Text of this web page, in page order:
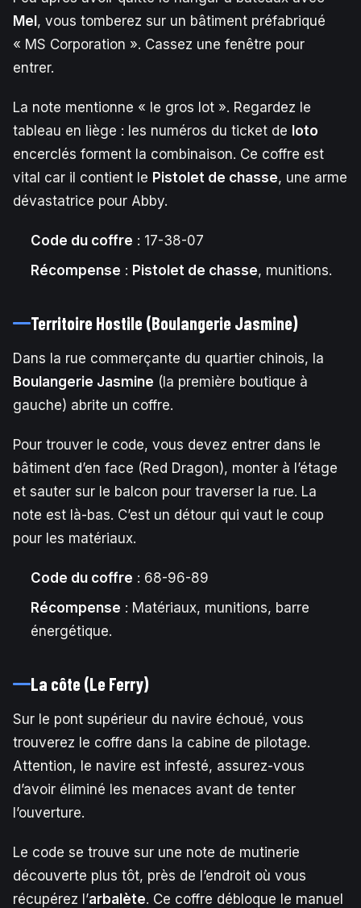
Mel , vous tomberez sur un bâtiment préfabriqué
« MS Corporation ». Cassez une fenêtre pour
entrer.
La note mentionne « le gros lot ». Regardez le
tableau en liège : les numéros du ticket de loto
encerclés forment la combinaison. Ce coffre est
vital car il contient le Pistolet de chasse, une arme
dévastatrice pour Abby.
Code du coffre : 17-38-07
Récompense : Pistolet de chasse, munitions.
Territoire Hostile (Boulangerie Jasmine)
Dans la rue commerçante du quartier chinois, la
Boulangerie Jasmine (la première boutique à
gauche) abrite un coffre.
Pour trouver le code, vous devez entrer dans le
bâtiment d’en face (Red Dragon), monter à l’étage
et sauter sur le balcon pour traverser la rue. La
note est là-bas. C’est un détour qui vaut le coup
pour les matériaux.
Code du coffre : 68-96-89
Récompense : Matériaux, munitions, barre
énergétique.
La côte (Le Ferry)
Sur le pont supérieur du navire échoué, vous
trouverez le coffre dans la cabine de pilotage.
Attention, le navire est infesté, assurez-vous
d’avoir éliminé les menaces avant de tenter
l’ouverture.
Le code se trouve sur une note de mutinerie
découverte plus tôt, près de l’endroit où vous
récupérez l’arbalète. Ce coffre débloque le manuel